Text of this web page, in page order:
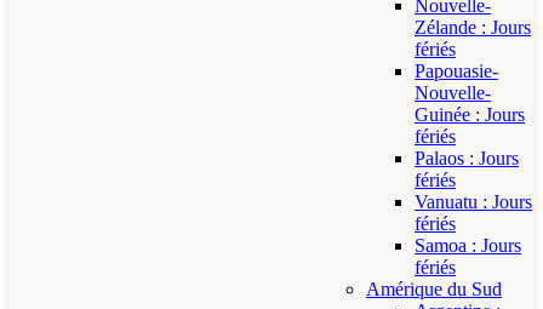
Nouvelle-
Zélande : Jours
fériés
Papouasie-
Nouvelle-
Guinée : Jours
fériés
Palaos : Jours
fériés
Vanuatu : Jours
fériés
Samoa : Jours
fériés
Amérique du Sud